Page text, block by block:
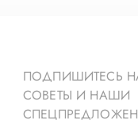
ПОДПИШИТЕСЬ
СОВЕТЫ И НАШИ